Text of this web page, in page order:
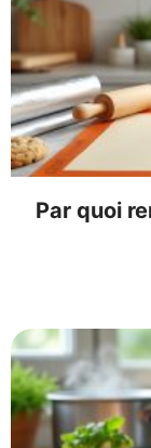
Par quoi